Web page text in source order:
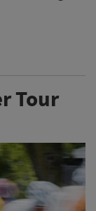
Tour